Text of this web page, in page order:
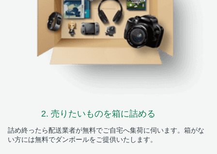
2. 売りたいものを箱に詰める
詰め終ったら配送業者が無料でご自宅へ集荷に伺います。箱がな
い方には無料でダンボールをご提供いたします。